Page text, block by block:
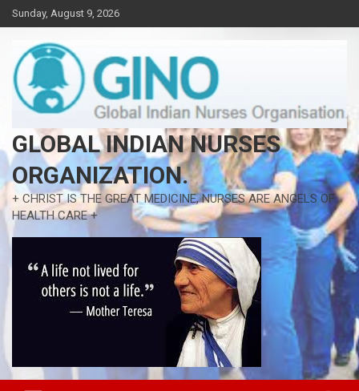
Skip
to
content
Sunday, August 9, 2026
GLOBAL INDIAN NURSES
ORGANIZATION.
+ CHRIST IS THE GREAT MEDICINE, NURSES ARE ANGELS OF
HEALTH CARE +